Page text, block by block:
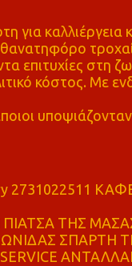
καλλιέργεια
επιτυχίες στη
κόστος. Με
2731022511
ΤΗΣ
ΣΠΑΡΤΗ